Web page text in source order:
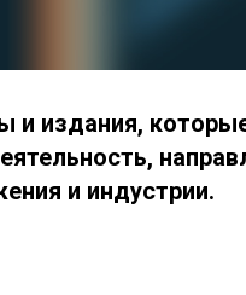
и издания,
и индустрии.